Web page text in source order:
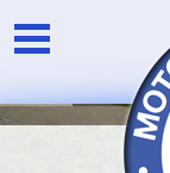
Die Vorstandschaft